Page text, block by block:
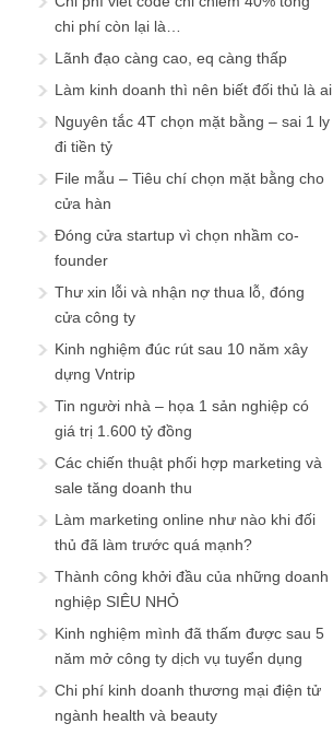
chi phí còn lại là…
Lãnh đạo càng cao, eq càng thấp
Làm kinh doanh thì nên biết đối thủ là ai
Nguyên tắc 4T chọn mặt bằng – sai 1 ly
đi tiền tỷ
File mẫu – Tiêu chí chọn mặt bằng cho
cửa hàn
Đóng cửa startup vì chọn nhầm co-
founder
Thư xin lỗi và nhận nợ thua lỗ, đóng
cửa công ty
Kinh nghiệm đúc rút sau 10 năm xây
dựng Vntrip
Tin người nhà – họa 1 sản nghiệp có
giá trị 1.600 tỷ đồng
Các chiến thuật phối hợp marketing và
sale tăng doanh thu
Làm marketing online như nào khi đối
thủ đã làm trước quá mạnh?
Thành công khởi đầu của những doanh
nghiệp SIÊU NHỎ
Kinh nghiệm mình đã thấm được sau 5
năm mở công ty dịch vụ tuyển dụng
Chi phí kinh doanh thương mại điện tử
ngành health và beauty